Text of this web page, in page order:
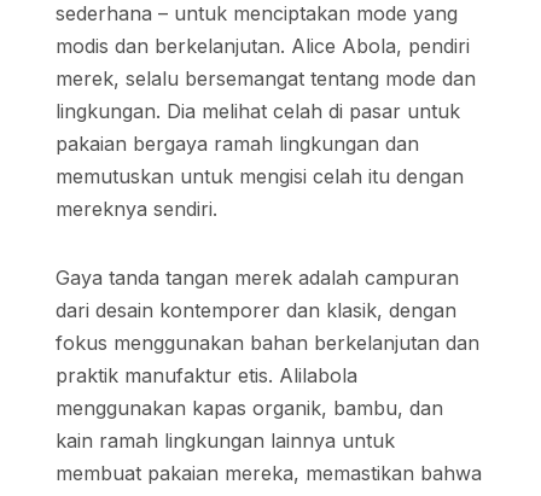
sederhana – untuk menciptakan mode yang
modis dan berkelanjutan. Alice Abola, pendiri
merek, selalu bersemangat tentang mode dan
lingkungan. Dia melihat celah di pasar untuk
pakaian bergaya ramah lingkungan dan
memutuskan untuk mengisi celah itu dengan
mereknya sendiri.
Gaya tanda tangan merek adalah campuran
dari desain kontemporer dan klasik, dengan
fokus menggunakan bahan berkelanjutan dan
praktik manufaktur etis. Alilabola
menggunakan kapas organik, bambu, dan
kain ramah lingkungan lainnya untuk
membuat pakaian mereka, memastikan bahwa